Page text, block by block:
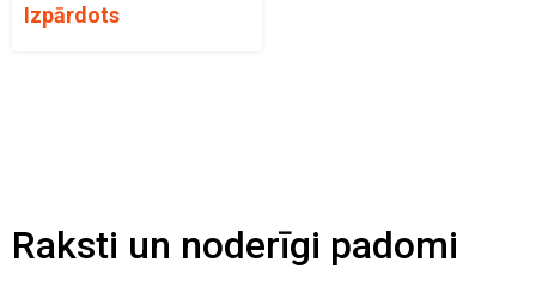
Izpārdots
Raksti un noderīgi padomi